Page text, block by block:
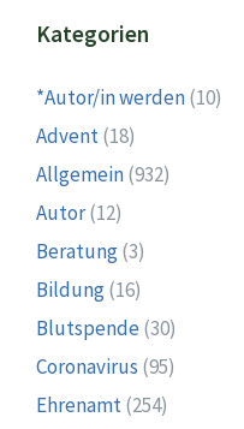
Kategorien
*Autor/in werden(10)
Advent(18)
Allgemein(932)
Autor(12)
Beratung(3)
Bildung(16)
Blutspende (30)
Coronavirus (95)
Ehrenamt(254)